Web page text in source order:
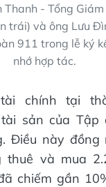
Thanh - Tổng
trái) và ông Lưu
911 trong lễ ký
nhớ hợp tác.
chính tại
sản của Tập
Điều này đồng
thuê và mua
chiếm gần